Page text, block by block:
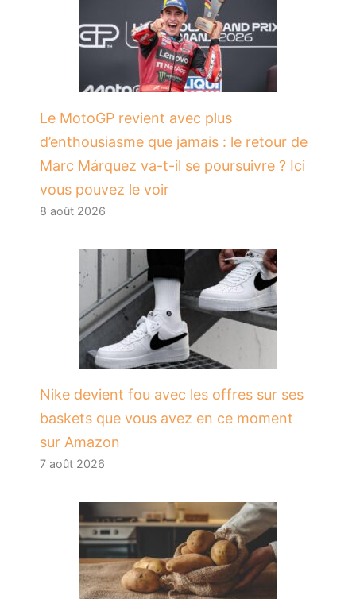
Le MotoGP revient avec plus
d’enthousiasme que jamais : le retour de
Marc Márquez va-t-il se poursuivre ? Ici
vous pouvez le voir
8 août 2026
Nike devient fou avec les offres sur ses
baskets que vous avez en ce moment
sur Amazon
7 août 2026